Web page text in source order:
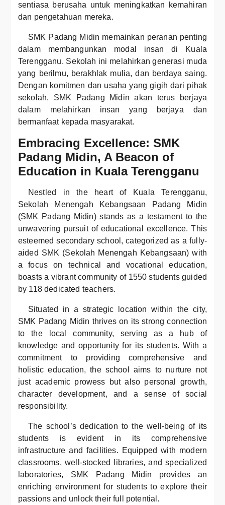
sentiasa berusaha untuk meningkatkan kemahiran
dan pengetahuan mereka.
SMK Padang Midin memainkan peranan penting
dalam membangunkan modal insan di Kuala
Terengganu. Sekolah ini melahirkan generasi muda
yang berilmu, berakhlak mulia, dan berdaya saing.
Dengan komitmen dan usaha yang gigih dari pihak
sekolah, SMK Padang Midin akan terus berjaya
dalam melahirkan insan yang berjaya dan
bermanfaat kepada masyarakat.
Embracing Excellence: SMK
Padang Midin, A Beacon of
Education in Kuala Terengganu
Nestled in the heart of Kuala Terengganu,
Sekolah Menengah Kebangsaan Padang Midin
(SMK Padang Midin) stands as a testament to the
unwavering pursuit of educational excellence. This
esteemed secondary school, categorized as a fully-
aided SMK (Sekolah Menengah Kebangsaan) with
a focus on technical and vocational education,
boasts a vibrant community of 1550 students guided
by 118 dedicated teachers.
Situated in a strategic location within the city,
SMK Padang Midin thrives on its strong connection
to the local community, serving as a hub of
knowledge and opportunity for its students. With a
commitment to providing comprehensive and
holistic education, the school aims to nurture not
just academic prowess but also personal growth,
character development, and a sense of social
responsibility.
The school’s dedication to the well-being of its
students is evident in its comprehensive
infrastructure and facilities. Equipped with modern
classrooms, well-stocked libraries, and specialized
laboratories, SMK Padang Midin provides an
enriching environment for students to explore their
passions and unlock their full potential.